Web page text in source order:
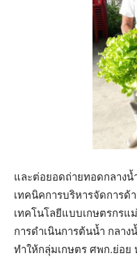
และต่อยอดถ่ายทอดกลาง
เทคนิคการบริหารจัดการด้
เทคโนโลยีแบบเกษตรกรแ
การดำเนินการต้นน้ำ กลาง
ทำให้กลุ่มเกษตร ศพก.ย่อย